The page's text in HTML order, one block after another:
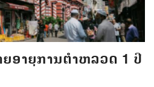
ຍອາຍຸການຕຳຫລວດ 1 ປີ